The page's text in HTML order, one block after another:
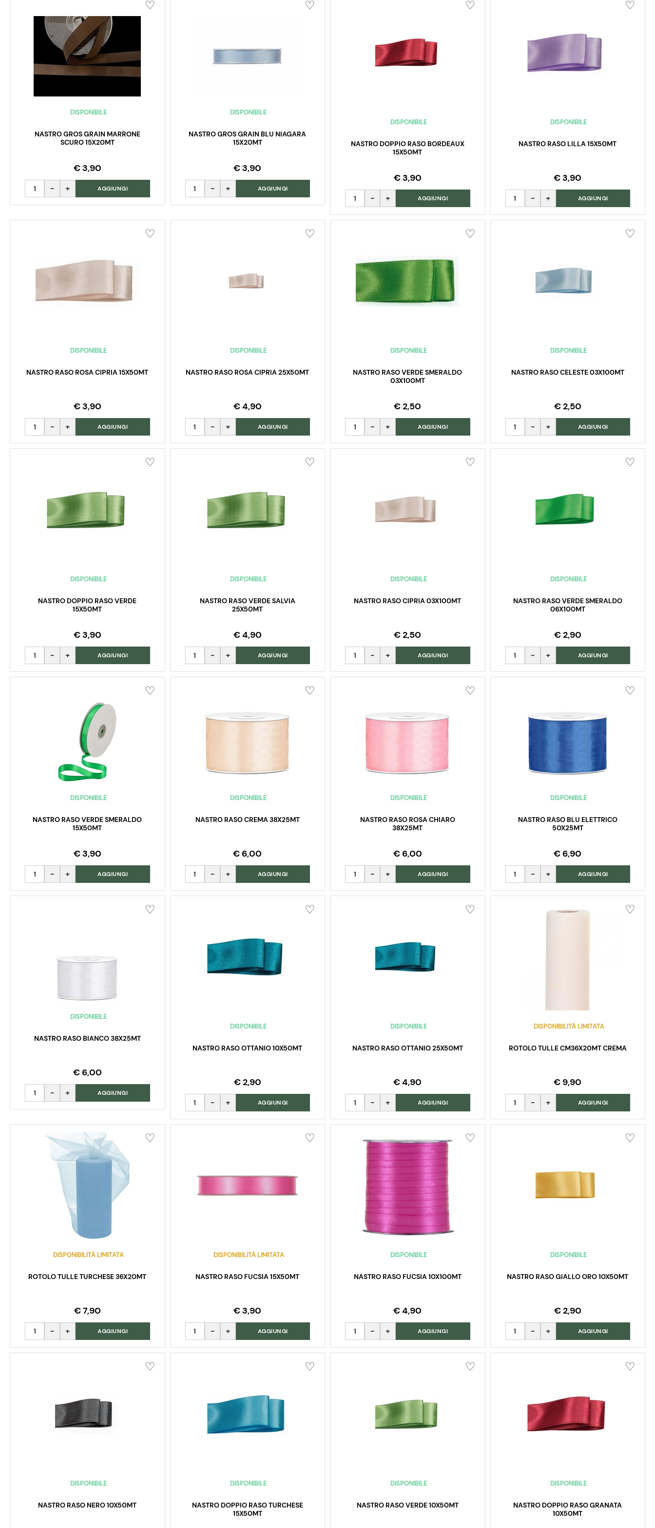
DISPONIBILE
NASTRO GROS GRAIN MARRONE
SCURO 15X20MT
€ 3,90
Quantità AGGIUNGI
DISPONIBILE
NASTRO GROS GRAIN BLU NIAGARA
15X20MT
€ 3,90
Quantità AGGIUNGI
DISPONIBILE
NASTRO DOPPIO RASO BORDEAUX
15X50MT
€ 3,90
Quantità AGGIUNGI
DISPONIBILE
NASTRO RASO LILLA 15X50MT
€ 3,90
Quantità AGGIUNGI
DISPONIBILE
NASTRO RASO ROSA CIPRIA 15X50MT
€ 3,90
Quantità AGGIUNGI
DISPONIBILE
NASTRO RASO ROSA CIPRIA 25X50MT
€ 4,90
Quantità AGGIUNGI
DISPONIBILE
NASTRO RASO VERDE SMERALDO
03X100MT
€ 2,50
Quantità AGGIUNGI
DISPONIBILE
NASTRO RASO CELESTE 03X100MT
€ 2,50
Quantità AGGIUNGI
DISPONIBILE
NASTRO DOPPIO RASO VERDE
15X50MT
€ 3,90
Quantità AGGIUNGI
DISPONIBILE
NASTRO RASO VERDE SALVIA
25X50MT
€ 4,90
Quantità AGGIUNGI
DISPONIBILE
NASTRO RASO CIPRIA 03X100MT
€ 2,50
Quantità AGGIUNGI
DISPONIBILE
NASTRO RASO VERDE SMERALDO
06X100MT
€ 2,90
Quantità AGGIUNGI
DISPONIBILE
NASTRO RASO VERDE SMERALDO
15X50MT
€ 3,90
Quantità AGGIUNGI
DISPONIBILE
NASTRO RASO CREMA 38X25MT
€ 6,00
Quantità AGGIUNGI
DISPONIBILE
NASTRO RASO ROSA CHIARO
38X25MT
€ 6,00
Quantità AGGIUNGI
DISPONIBILE
NASTRO RASO BLU ELETTRICO
50X25MT
€ 6,90
Quantità AGGIUNGI
DISPONIBILE
NASTRO RASO BIANCO 38X25MT
€ 6,00
Quantità AGGIUNGI
DISPONIBILE
NASTRO RASO OTTANIO 10X50MT
€ 2,90
Quantità AGGIUNGI
DISPONIBILE
NASTRO RASO OTTANIO 25X50MT
€ 4,90
Quantità AGGIUNGI
DISPONIBILITÀ LIMITATA
ROTOLO TULLE CM36X20MT CREMA
€ 9,90
Quantità AGGIUNGI
DISPONIBILITÀ LIMITATA
ROTOLO TULLE TURCHESE 36X20MT
€ 7,90
Quantità AGGIUNGI
DISPONIBILITÀ LIMITATA
NASTRO RASO FUCSIA 15X50MT
€ 3,90
Quantità AGGIUNGI
DISPONIBILE
NASTRO RASO FUCSIA 10X100MT
€ 4,90
Quantità AGGIUNGI
DISPONIBILE
NASTRO RASO GIALLO ORO 10X50MT
€ 2,90
Quantità AGGIUNGI
DISPONIBILE
NASTRO RASO NERO 10X50MT
DISPONIBILE
NASTRO DOPPIO RASO TURCHESE
15X50MT
DISPONIBILE
NASTRO RASO VERDE 10X50MT
DISPONIBILE
NASTRO DOPPIO RASO GRANATA
10X50MT